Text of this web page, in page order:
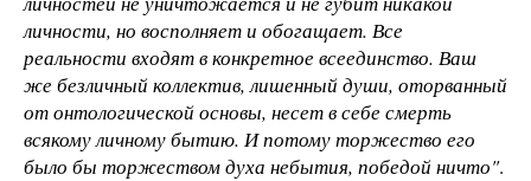
личности, но восполняет и обогащает. Все
реальности входят в конкретное всеединство. Ваш
же безличный коллектив, лишенный души, оторванный
от онтологической основы, несет в себе смерть
всякому личному бытию. И потому торжество его
было бы торжеством духа небытия, победой ничто".